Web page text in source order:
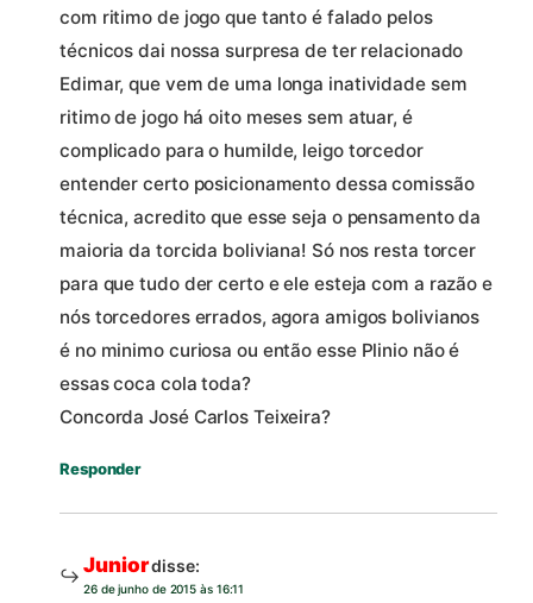
com ritimo de jogo que tanto é falado pelos
técnicos dai nossa surpresa de ter relacionado
Edimar, que vem de uma longa inatividade sem
ritimo de jogo há oito meses sem atuar, é
complicado para o humilde, leigo torcedor
entender certo posicionamento dessa comissão
técnica, acredito que esse seja o pensamento da
maioria da torcida boliviana! Só nos resta torcer
para que tudo der certo e ele esteja com a razão e
nós torcedores errados, agora amigos bolivianos
é no minimo curiosa ou então esse Plinio não é
essas coca cola toda?
Concorda José Carlos Teixeira?
Responder
Juniordisse:
26 de junho de 2015 às 16:11